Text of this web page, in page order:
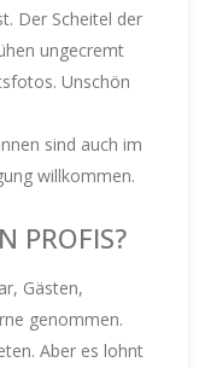
Der Scheitel der
ungecremt
Unschön
sind auch im
willkommen.
PROFIS?
Gästen,
genommen.
Aber es lohnt